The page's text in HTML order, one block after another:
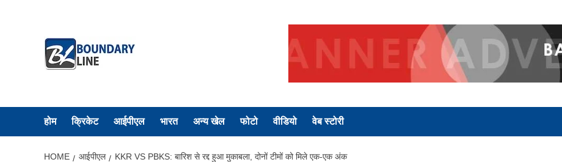
होम क्रिकेट आईपीएल भारत अन्य खेल फोटो वीडियो वेब स्टोरी
HOME आईपीएल KKR VS PBKS: बारिश से रद्द हुआ मुकाबला, दोनों टीमों को मिले एक-एक अंक